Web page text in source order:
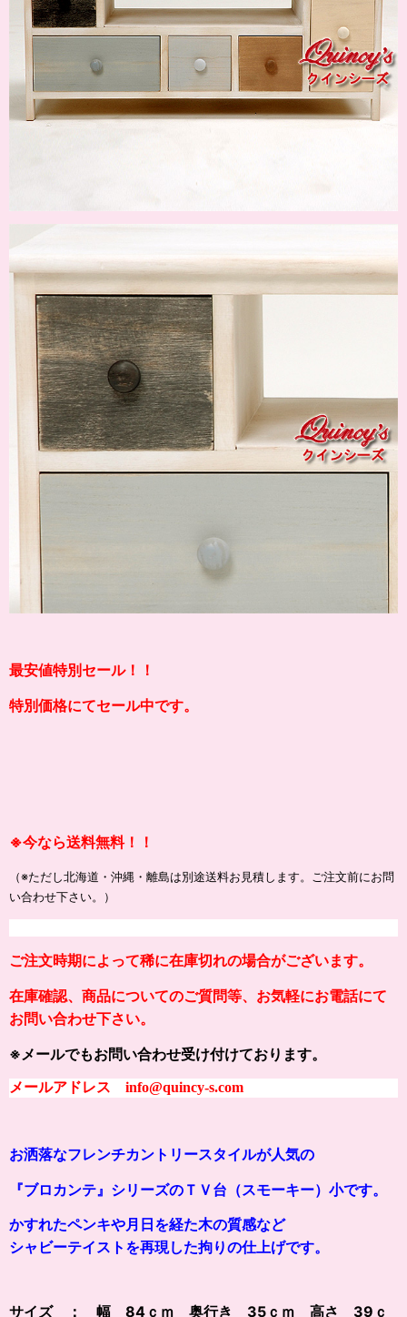
最安値特別セール！！
特別価格にてセール中です。
※今なら送料無料！！
（※ただし北海道・沖縄・離島は別途送料お見積します。ご注文前にお問
い合わせ下さい。）
ご注文時期によって稀に在庫切れの場合がございます。
在庫確認、商品についてのご質問等、お気軽にお電話にて
お問い合わせ下さい。
※メールでもお問い合わせ受け付けております。
メールアドレス info@quincy-s.com
お洒落なフレンチカントリースタイルが人気の
『ブロカンテ』シリーズのＴＶ台（スモーキー）小です。
かすれたペンキや月日を経た木の質感など
シャビーテイストを再現した拘りの仕上げです。
サイズ ： 幅 84ｃｍ 奥行き 35ｃｍ 高さ 39ｃ